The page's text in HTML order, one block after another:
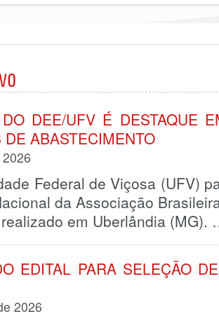
DEE/UFV É DESTAQUE
DE ABASTECIMENTO
Federal de Viçosa (UFV)
da Associação
em Uberlândia
EDITAL PARA SELEÇÃO
2026